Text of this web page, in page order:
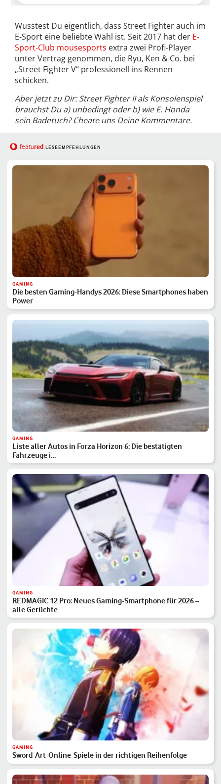
Wusstest Du eigentlich, dass Street Fighter auch im
E-Sport eine beliebte Wahl ist. Seit 2017 hat der E-
Sport-Club mousesports extra zwei Profi-Player
unter Vertrag genommen, die Ryu, Ken & Co. bei
„Street Fighter V“ professionell ins Rennen
schicken.
Aber jetzt zu Dir: Street Fighter II als Konsolenspiel
brauchst Du a) unbedingt oder b) wie E. Honda
sein Badetuch? Cheate uns Deine Kommentare.
featured LESEEMPFEHLUNGEN
GAMING
Die besten Gaming-Handys 2026: Diese Smartphones haben
Power
GAMING
Liste aller Autos in Forza Horizon 6: Die bestätigten
Fahrzeuge i…
GAMING
REDMAGIC 12 Pro: Neues Gaming-Smartphone für 2026 –
alle Gerüchte
GAMING
Sword-Art-Online-Spiele in der richtigen Reihenfolge